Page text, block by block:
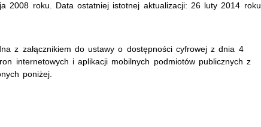
2008 roku. Data ostatniej istotnej aktualizacji: 26 luty 2014 roku.
z załącznikiem do ustawy o dostępności cyfrowej z dnia 4
internetowych i aplikacji mobilnych podmiotów publicznych z
poniżej.